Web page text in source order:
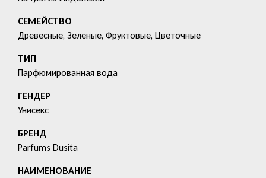
СЕМЕЙСТВО
Древесные, Зеленые, Фруктовые, Цветочные
ТИП
Парфюмированная вода
ГЕНДЕР
Унисекс
БРЕНД
Parfums Dusita
HАИМЕНОВАНИЕ